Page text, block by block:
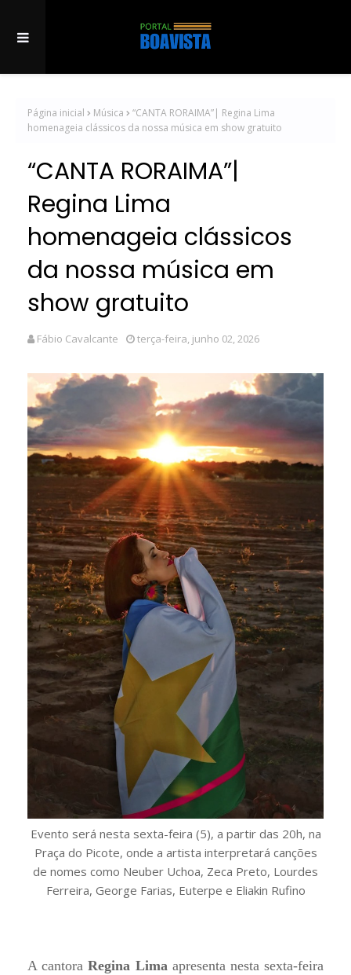
Página inicial Música
“CANTA RORAIMA”| Regina Lima
homenageia clássicos da nossa música em show gratuito
“CANTA RORAIMA”|
Regina Lima
homenageia clássicos
da nossa música em
show gratuito
Fábio Cavalcante terça-feira, junho 02, 2026
Evento será nesta sexta-feira (5), a partir das 20h, na
Praça do Picote, onde a artista interpretará canções
de nomes como Neuber Uchoa, Zeca Preto, Lourdes
Ferreira, George Farias, Euterpe e Eliakin Rufino
A cantoraRegina Lima apresenta nesta sexta-feira